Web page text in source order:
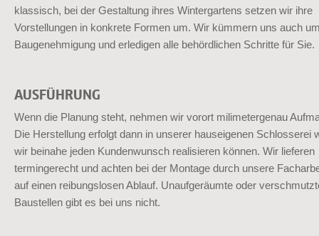
klassisch, bei der Gestaltung ihres Wintergartens setzen wir ihre
Vorstellungen in konkrete Formen um. Wir kümmern uns auch
Baugenehmigung und erledigen alle behördlichen Schritte für Sie.
AUSFÜHRUNG
Wenn die Planung steht, nehmen wir vorort milimetergenau
Die Herstellung erfolgt dann in unserer hauseigenen Schlosserei
wir beinahe jeden Kundenwunsch realisieren können. Wir lieferen
termingerecht und achten bei der Montage durch unsere
auf einen reibungslosen Ablauf. Unaufgeräumte oder
Baustellen gibt es bei uns nicht.